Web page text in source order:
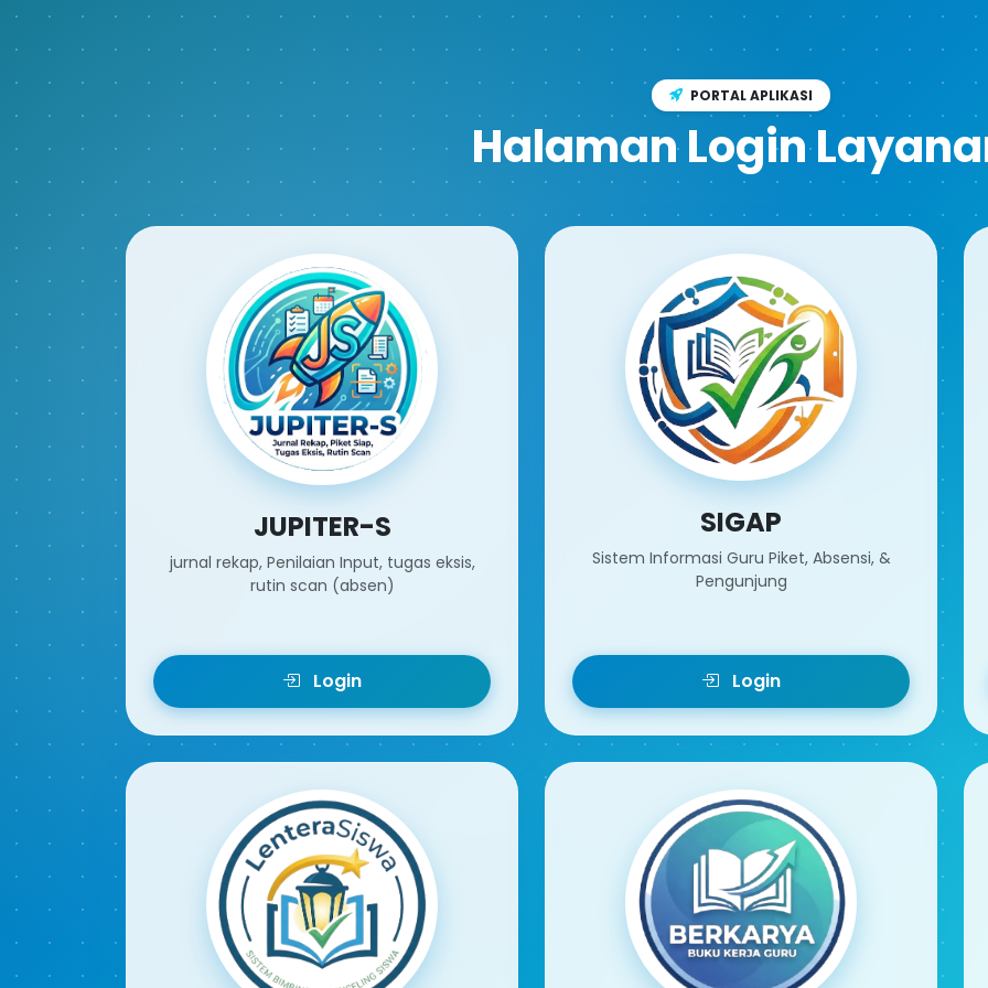
PORTAL APLIKASI
Halaman Login
JUPITER-S
jurnal rekap, Penilaian Input, tugas eksis,
rutin scan (absen)
Login
SIGAP
Sistem Informasi Guru Piket, Absensi, &
Pengunjung
Login